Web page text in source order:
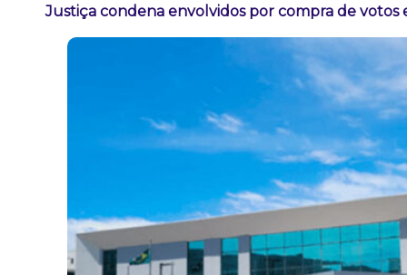
Justiça condena envolvidos por compra de